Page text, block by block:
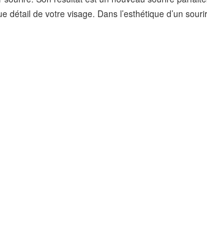
de votre visage. Dans l’esthétique d’un